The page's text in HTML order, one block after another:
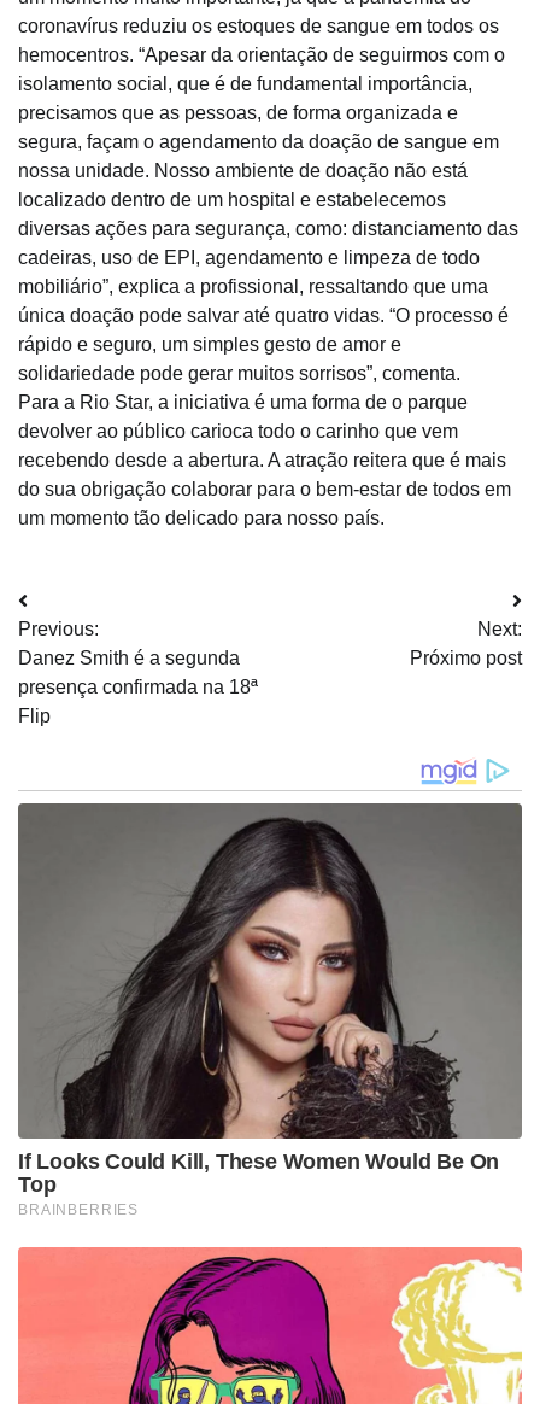
coronavírus reduziu os estoques de sangue em todos os
hemocentros. “Apesar da orientação de seguirmos com o
isolamento social, que é de fundamental importância,
precisamos que as pessoas, de forma organizada e
segura, façam o agendamento da doação de sangue em
nossa unidade. Nosso ambiente de doação não está
localizado dentro de um hospital e estabelecemos
diversas ações para segurança, como: distanciamento das
cadeiras, uso de EPI, agendamento e limpeza de todo
mobiliário”, explica a profissional, ressaltando que uma
única doação pode salvar até quatro vidas. “O processo é
rápido e seguro, um simples gesto de amor e
solidariedade pode gerar muitos sorrisos”, comenta.
Para a Rio Star, a iniciativa é uma forma de o parque
devolver ao público carioca todo o carinho que vem
recebendo desde a abertura. A atração reitera que é mais
do sua obrigação colaborar para o bem-estar de todos em
um momento tão delicado para nosso país.
Navegação
de
Post
Previous:
Danez Smith é a segunda
presença confirmada na 18ª
Flip
Next:
Próximo post